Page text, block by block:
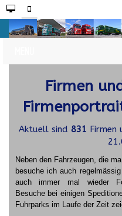
Firmen
Aktuell sind 831 Firmen
Neben den Fahrzeugen, die
besuche ich auch
auch immer mal wieder
Besuche bei einigen
Fuhrparks im Laufe der Zeit